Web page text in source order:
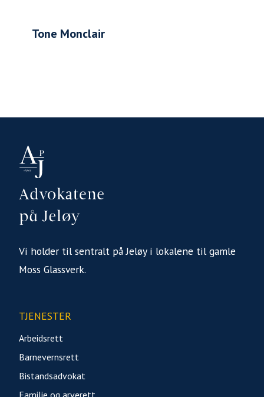
Tone Monclair
Vi holder til sentralt på Jeløy i lokalene til gamle
Moss Glassverk.
TJENESTER
Arbeidsrett
Barnevernsrett
Bistandsadvokat
Familie og arverett